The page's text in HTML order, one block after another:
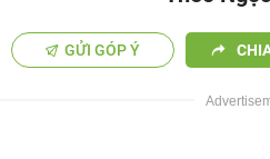
GỬI GÓP Ý